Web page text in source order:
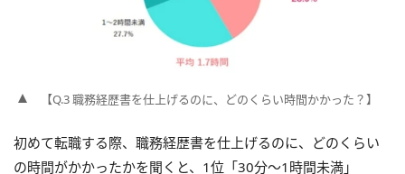
【Q.3 職務経歴書を仕上げるのに、どのくらい時間かかった？】
初めて転職する際、職務経歴書を仕上げるのに、どのくらい
の時間がかかったかを聞くと、1位「30分～1時間未満」